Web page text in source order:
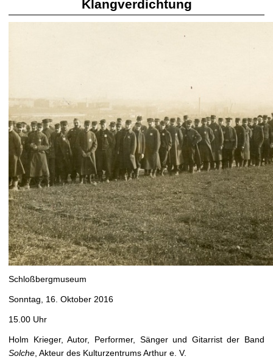
Klangverdichtung
Schloßbergmuseum
Sonntag, 16. Oktober 2016
15.00 Uhr
Holm Krieger, Autor, Performer, Sänger und Gitarrist der Band
Solche, Akteur des Kulturzentrums Arthur e. V.